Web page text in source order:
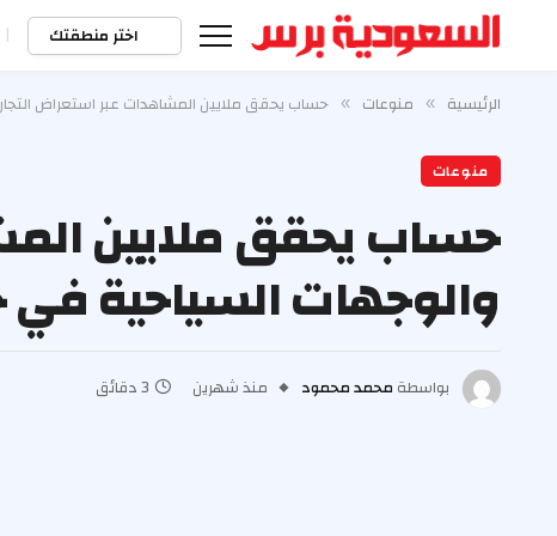
اختر منطقتك |
الرئيسية » منوعات » حساب يحقق ملايين المشاهدات عبر استعراض
منوعات
حساب يحقق ملايين
والوجهات السياحية
بواسطة محمد محمود منذ شهرين 3 دقائق